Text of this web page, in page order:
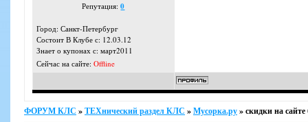
Репутация:0
Город: Санкт-Петербург
Состоит В Клубе с: 12.03.12
Знает о купонах с: март2011
Сейчас на сайте: Offline
ФОРУМ КЛС »ТЕХнический раздел КЛС »Мусорка.ру»скидки на сайте